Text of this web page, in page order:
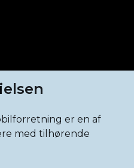
er en af
med tilhørende